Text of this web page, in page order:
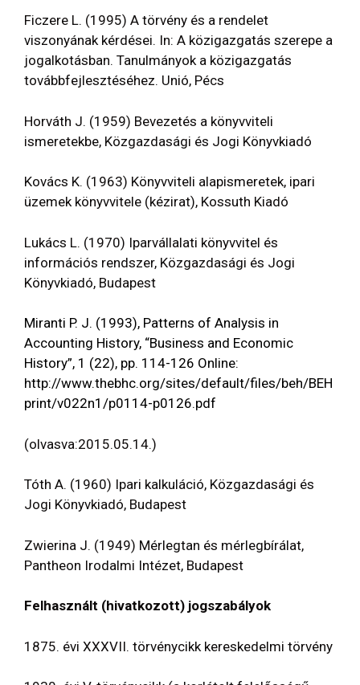
Ficzere L. (1995) A törvény és a rendelet
viszonyának kérdései. In: A közigazgatás szerepe a
jogalkotásban. Tanulmányok a közigazgatás
továbbfejlesztéséhez. Unió, Pécs
Horváth J. (1959) Bevezetés a könyvviteli
ismeretekbe, Közgazdasági és Jogi Könyvkiadó
Kovács K. (1963) Könyvviteli alapismeretek, ipari
üzemek könyvvitele (kézirat), Kossuth Kiadó
Lukács L. (1970) Iparvállalati könyvvitel és
információs rendszer, Közgazdasági és Jogi
Könyvkiadó, Budapest
Miranti P. J. (1993), Patterns of Analysis in
Accounting History, “Business and Economic
History”, 1 (22), pp. 114-126 Online:
http://www.thebhc.org/sites/default/files/beh/BEH
print/v022n1/p0114-p0126.pdf
(olvasva:2015.05.14.)
Tóth A. (1960) Ipari kalkuláció, Közgazdasági és
Jogi Könyvkiadó, Budapest
Zwierina J. (1949) Mérlegtan és mérlegbírálat,
Pantheon Irodalmi Intézet, Budapest
Felhasznált (hivatkozott) jogszabályok
1875. évi XXXVII. törvénycikk kereskedelmi törvény